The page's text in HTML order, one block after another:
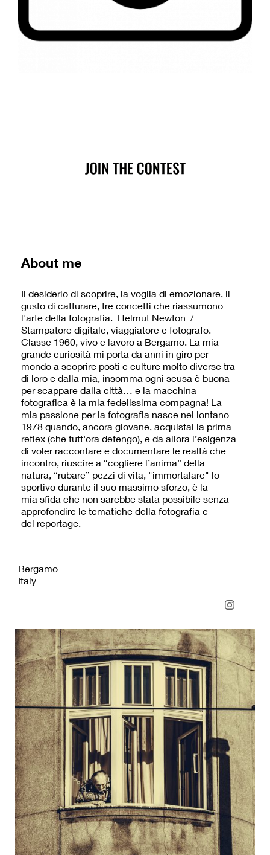
About me
Il desiderio di scoprire, la voglia di emozionare, il
gusto di catturare, tre concetti che riassumono
l'arte della fotografia. Helmut Newton /
Stampatore digitale, viaggiatore e fotografo.
Classe 1960, vivo e lavoro a Bergamo. La mia
grande curiosità mi porta da anni in giro per
mondo a scoprire posti e culture molto diverse tra
di loro e dalla mia, insomma ogni scusa è buona
per scappare dalla città… e la macchina
fotografica è la mia fedelissima compagna! La
mia passione per la fotografia nasce nel lontano
1978 quando, ancora giovane, acquistai la prima
reflex (che tutt'ora detengo), e da allora l’esigenza
di voler raccontare e documentare le realtà che
incontro, riuscire a “cogliere l’anima” della
natura, “rubare” pezzi di vita, "immortalare" lo
sportivo durante il suo massimo sforzo, è la
mia sfida che non sarebbe stata possibile senza
approfondire le tematiche della fotografia e
del reportage.
Bergamo
Italy